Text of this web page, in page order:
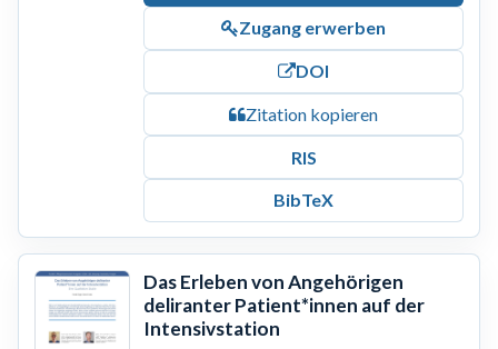
Zugang erwerben
DOI
Zitation kopieren
RIS
BibTeX
Das Erleben von Angehörigen
deliranter Patient*innen auf der
Intensivstation